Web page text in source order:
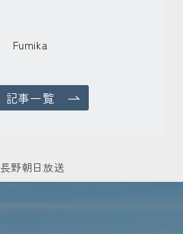
Fumika
記事一覧
長野朝日放送